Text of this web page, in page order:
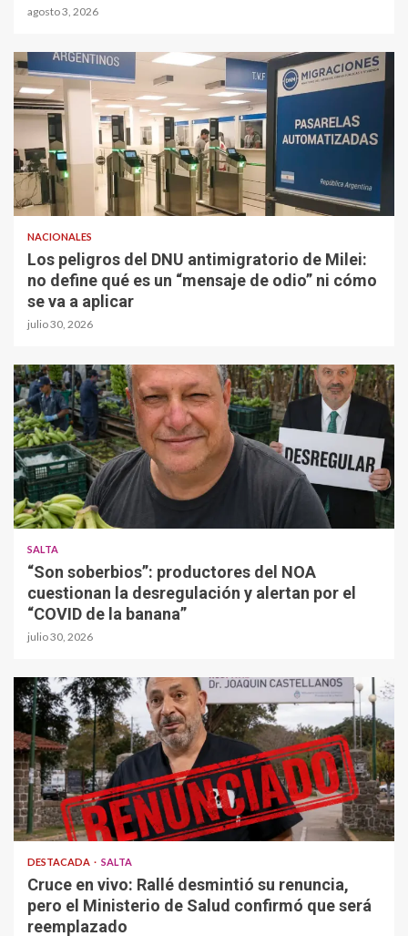
agosto 3, 2026
NACIONALES
Los peligros del DNU antimigratorio de Milei:
no define qué es un “mensaje de odio” ni cómo
se va a aplicar
julio 30, 2026
SALTA
“Son soberbios”: productores del NOA
cuestionan la desregulación y alertan por el
“COVID de la banana”
julio 30, 2026
DESTACADA SALTA
Cruce en vivo: Rallé desmintió su renuncia,
pero el Ministerio de Salud confirmó que será
reemplazado